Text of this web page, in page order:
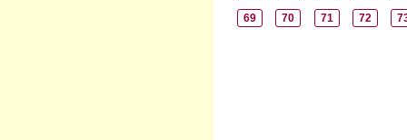
69 70 71 72